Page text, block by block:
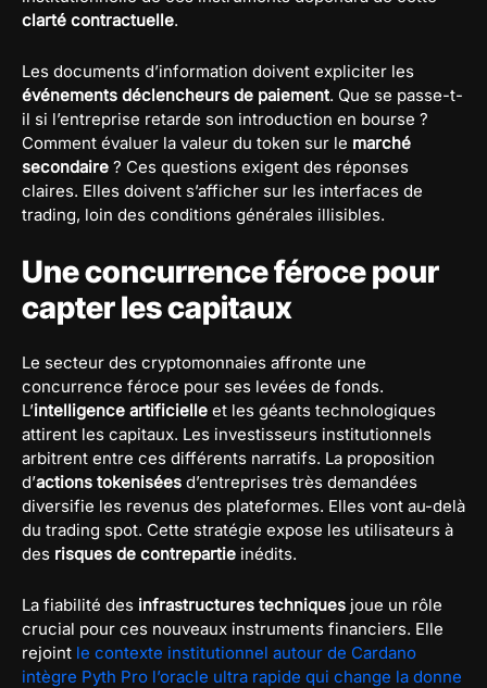
clarté contractuelle.
Les documents d’information doivent expliciter les
événements déclencheurs de paiement. Que se passe-t-
il si l’entreprise retarde son introduction en bourse ?
Comment évaluer la valeur du token sur le marché
secondaire ? Ces questions exigent des réponses
claires. Elles doivent s’afficher sur les interfaces de
trading, loin des conditions générales illisibles.
Une concurrence féroce pour
capter les capitaux
Le secteur des cryptomonnaies affronte une
concurrence féroce pour ses levées de fonds.
L’intelligence artificielle et les géants technologiques
attirent les capitaux. Les investisseurs institutionnels
arbitrent entre ces différents narratifs. La proposition
d’actions tokenisées d’entreprises très demandées
diversifie les revenus des plateformes. Elles vont au-delà
du trading spot. Cette stratégie expose les utilisateurs à
des risques de contrepartie inédits.
La fiabilité des infrastructures techniques joue un rôle
crucial pour ces nouveaux instruments financiers. Elle
rejoint le contexte institutionnel autour de Cardano
intègre Pyth Pro l’oracle ultra rapide qui change la donne